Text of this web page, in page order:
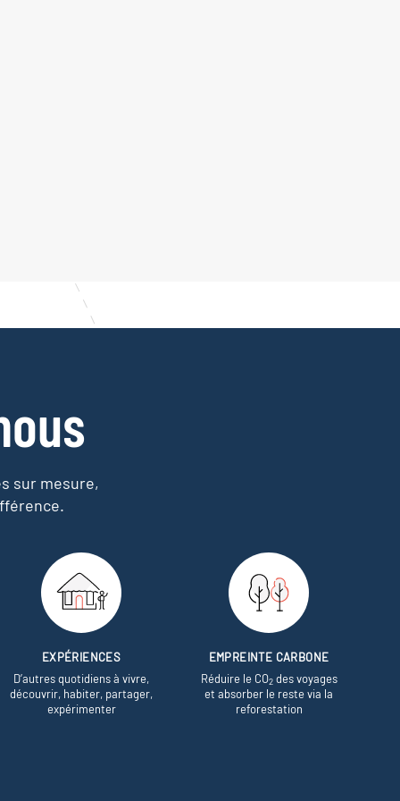
sur mesure,
EXPÉRIENCES
D’autres quotidiens à vivre,
découvrir, habiter, partager,
expérimenter
EMPREINTE CARBONE
Réduire le CO2des voyages
et absorber le reste via la
reforestation